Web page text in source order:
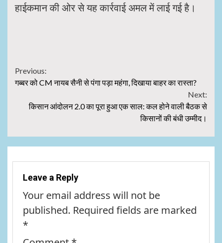
हाईकमान की ओर से यह कार्रवाई अमल में लाई गई है।
Continue
Previous:
गब्बर को CM नायब सैनी से पंगा पड़ा महंगा, दिखाया बाहर का रास्ता?
Next:
किसान आंदोलन 2.0 का पूरा हुआ एक साल: कल होने वाली बैठक से
किसानों की बंधी उम्मीद।
Leave a Reply
Your email address will not be
published. Required fields are marked
*